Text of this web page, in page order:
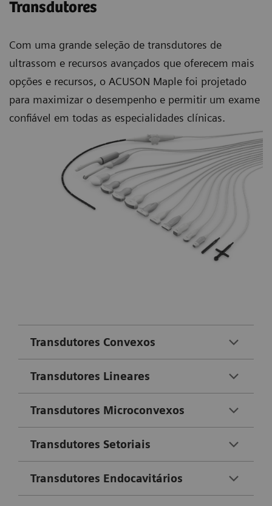
Transdutores
Com uma grande seleção de transdutores de
ultrassom e recursos avançados que oferecem mais
opções e recursos, o ACUSON Maple foi projetado
para maximizar o desempenho e permitir um exame
confiável em todas as especialidades clínicas.
Transdutores Convexos
Transdutores Lineares
Transdutores Microconvexos
Transdutores Setoriais
Transdutores Endocavitários